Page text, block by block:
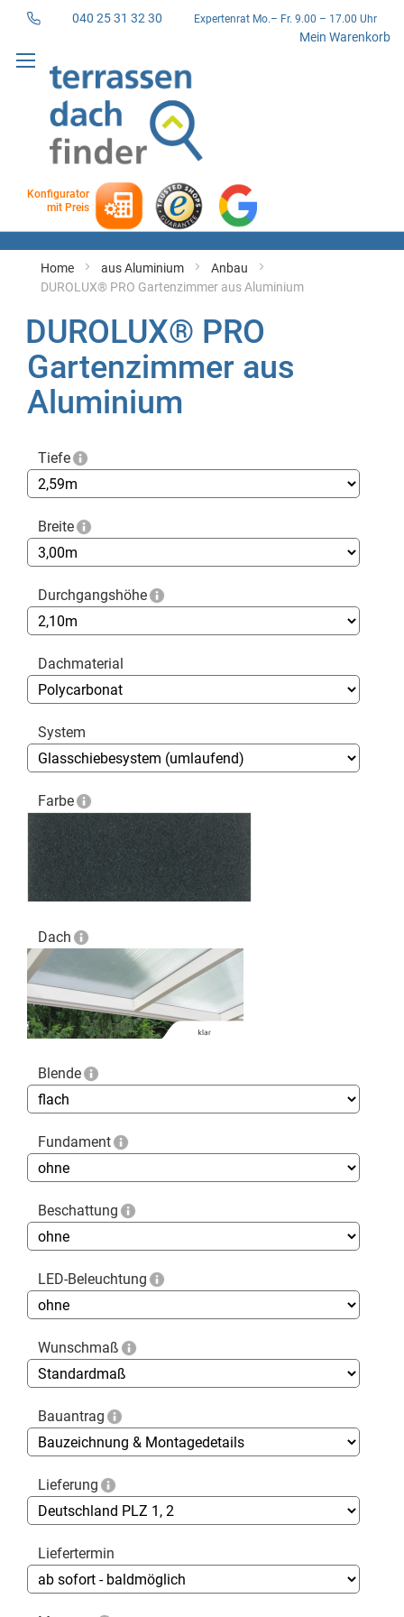
040 25 31 32 30 Expertenrat Mo.– Fr. 9.00 – 17.00 Uhr
Mein Warenkorb
zum
Konfigurator
mit Preis
Home aus Aluminium
Anbau
DUROLUX® PRO Gartenzimmer aus Aluminium
DUROLUX® PRO
Gartenzimmer aus
Aluminium
Tiefe
Breite
Durchgangshöhe
Dachmaterial
System
Farbe
Dach
Blende
Fundament
Beschattung
LED-Beleuchtung
Wunschmaß
Bauantrag
Lieferung
Liefertermin